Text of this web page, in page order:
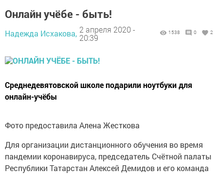
Онлайн учёбе - быть!
Надежда Исхакова, 2 апреля 2020 -
20:39
1538 0 2
Среднедевятовской школе подарили ноутбуки для
онлайн-учёбы
Фото предоставила Алена Жесткова
Для организации дистанционного обучения во время
пандемии коронавируса, председатель Счётной палаты
Республики Татарстан Алексей Демидов и его команда